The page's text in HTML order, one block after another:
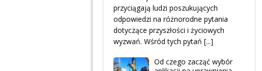
przyciągają ludzi poszukujących
odpowiedzi na różnorodne pytania
dotyczące przyszłości i życiowych
wyzwań. Wśród tych pytań [...]
Od czego zacząć wybór